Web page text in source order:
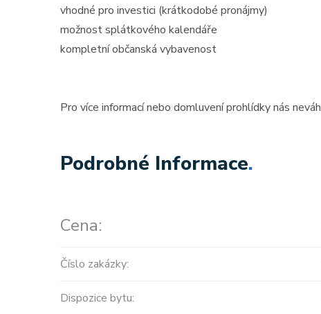
vhodné pro investici (krátkodobé pronájmy)
možnost splátkového kalendáře
kompletní občanská vybavenost
Pro více informací nebo domluvení prohlídky nás
Podrobné Informace.
Cena:
Číslo zakázky:
Dispozice bytu: